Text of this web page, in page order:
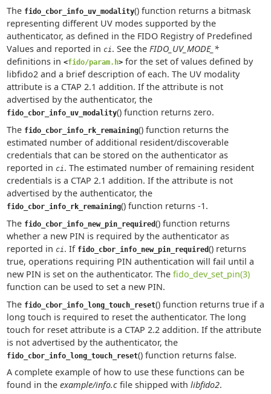
The fido_cbor_info_uv_modality() function returns a bitmask
representing different UV modes supported by the
authenticator, as defined in the FIDO Registry of Predefined
Values and reported in ci. See the FIDO_UV_MODE_*
definitions in <fido/param.h>for the set of values defined by
libfido2 and a brief description of each. The UV modality
attribute is a CTAP 2.1 addition. If the attribute is not
advertised by the authenticator, the
fido_cbor_info_uv_modality() function returns zero.
The fido_cbor_info_rk_remaining() function returns the
estimated number of additional resident/discoverable
credentials that can be stored on the authenticator as
reported in ci. The estimated number of remaining resident
credentials is a CTAP 2.1 addition. If the attribute is not
advertised by the authenticator, the
fido_cbor_info_rk_remaining() function returns -1.
The fido_cbor_info_new_pin_required() function returns
whether a new PIN is required by the authenticator as
reported in ci. If fido_cbor_info_new_pin_required() returns
true, operations requiring PIN authentication will fail until a
new PIN is set on the authenticator. The fido_dev_set_pin(3)
function can be used to set a new PIN.
The fido_cbor_info_long_touch_reset() function returns true if a
long touch is required to reset the authenticator. The long
touch for reset attribute is a CTAP 2.2 addition. If the attribute
is not advertised by the authenticator, the
fido_cbor_info_long_touch_reset() function returns false.
A complete example of how to use these functions can be
found in the example/info.cfile shipped with libfido2.